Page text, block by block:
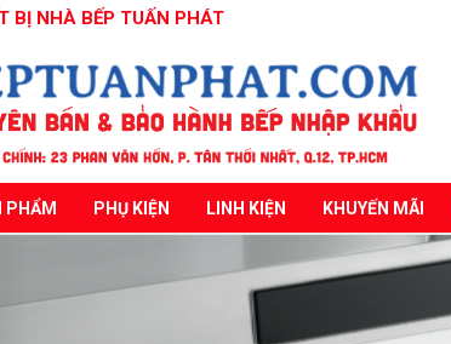
BỊ NHÀ BẾP TUẤN PHÁT
PHẨM PHỤ KIỆN LINH KIỆN KHUYẾN MÃI